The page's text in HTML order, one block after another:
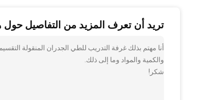
تريد أن تعرف المزيد من التفاصيل حول
أنا مهتم بذلك غرفة التدريب للطي الجدران المنقولة
والكمية والمواد وما إلى ذلك.
شكر!